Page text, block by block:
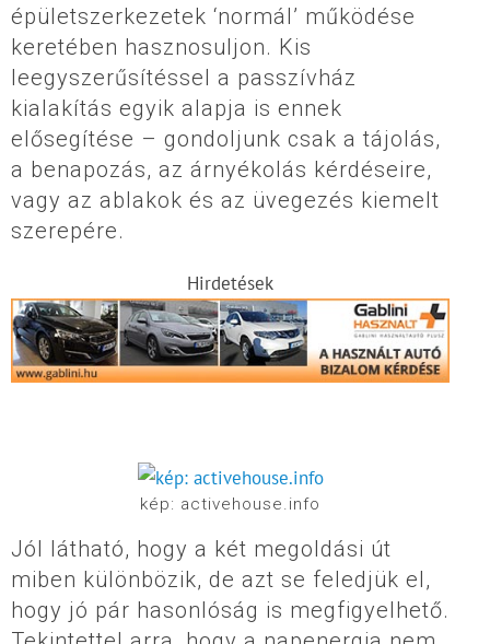
épületszerkezetek ‘normál’ működése
keretében hasznosuljon. Kis
leegyszerűsítéssel a passzívház
kialakítás egyik alapja is ennek
elősegítése – gondoljunk csak a tájolás,
a benapozás, az árnyékolás kérdéseire,
vagy az ablakok és az üvegezés kiemelt
szerepére.
Hirdetések
kép: activehouse.info
Jól látható, hogy a két megoldási út
miben különbözik, de azt se feledjük el,
hogy jó pár hasonlóság is megfigyelhető.